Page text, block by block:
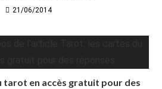
21/06/2014
tarot en accès gratuit pour des